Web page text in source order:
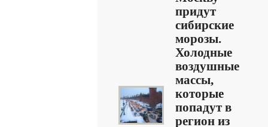
придут
сибирские
морозы.
Холодные
воздушные
массы,
которые
попадут в
регион из